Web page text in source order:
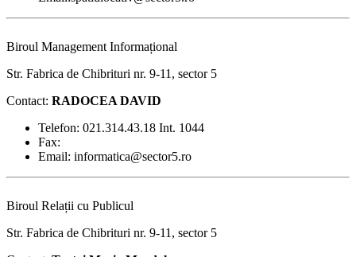
Biroul Management Informațional
Str. Fabrica de Chibrituri nr. 9-11, sector 5
Contact: RADOCEA DAVID
Telefon: 021.314.43.18 Int. 1044
Fax:
Email: informatica@sector5.ro
Biroul Relații cu Publicul
Str. Fabrica de Chibrituri nr. 9-11, sector 5